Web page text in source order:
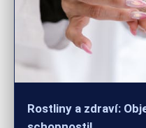
Rostliny a zdraví:
6. 4. 2026 · 9 min čtení